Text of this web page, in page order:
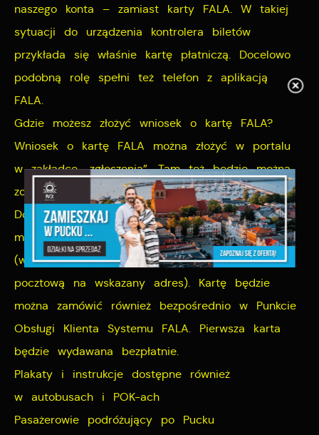
naszego konta – zamiast karty FALA. W takiej
sytuacji do urządzenia kontrolera biletów
przykłada się właśnie kartę płatniczą. Docelowo
podobną rolę spełni też telefon z aplikacją
FALA.
Gdzie możesz złożyć wniosek o kartę FALA?
Wniosek o kartę FALA można złożyć w portalu
w zakładce „zgłoszenia”. Tam też będzie można
zobaczyć wzór karty, wgrać swoje zdjęcie.
Docelowo w portalu użytkownik będzie miał
możliwość wyboru sposobu odbioru karty FALA
(w Punkcie Obsługi Klienta lub z dostawą
pocztową na wskazany adres). Kartę będzie
można zamówić również bezpośrednio w Punkcie
Obsługi Klienta Systemu FALA. Pierwsza karta
będzie wydawana bezpłatnie.
Plakaty i instrukcje dostępne również
w autobusach i POK-ach
Pasażerowie podróżujący po Pucku